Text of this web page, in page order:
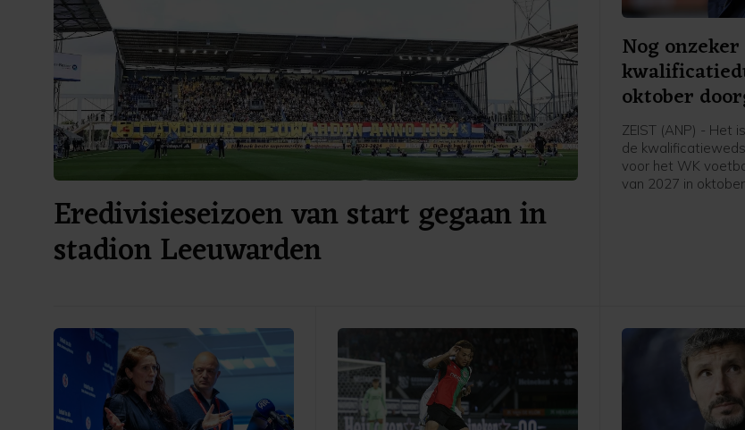
Eredivisieseizoen van start gegaan in
stadion Leeuwarden
Nog
oktober
ZEIST (ANP) - Het
de
voor het WK
van 2027 in
of de duels door